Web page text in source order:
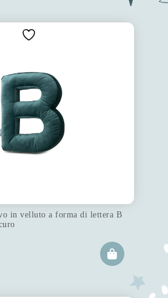
in velluto a forma di lettera B